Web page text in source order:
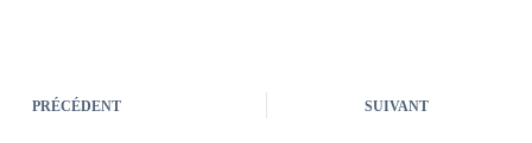
PRÉCÉDENT SUIVANT